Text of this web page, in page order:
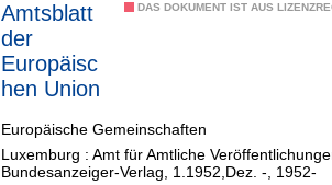
DAS DOKUMENT IST AUS
Amtsblatt
der
Europäisc
hen Union
Europäische Gemeinschaften
Luxemburg : Amt für Amtliche
Bundesanzeiger-Verlag, 1.1952,Dez. -, 1952-